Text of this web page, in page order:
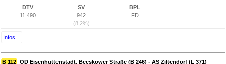
DTV
11.490
SV
942
(8,2%)
BPL
FD
Infos...
B 112 OD Eisenhüttenstadt, Beeskower Straße (B 246) - AS Ziltendorf (L 371)